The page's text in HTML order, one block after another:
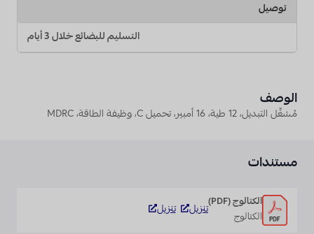
مستندات
الكتالوج (PDF)
الكتالوج
تنزيل تنزيل
توصيل
التسليم للبضائع خلال 3 أيام
الوصف
مُشغِّل التبديل، 12 طية، 16 أمبير، تحميل C، وظيفة الطاقة، MDRC